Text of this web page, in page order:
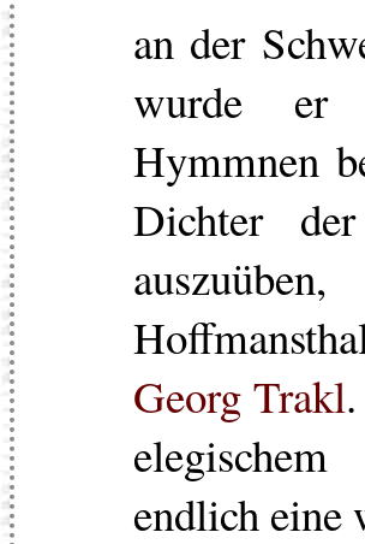
an der
wurde er
Hymmnen
Dichter der
Georg Trakl
endlich eine